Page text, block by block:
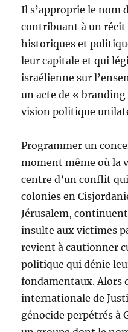
Il s’approprie le nom
contribuant à un
historiques et
leur capitale et qui
israélienne sur
un acte de «
vision politique
Programmer un
moment même où la
centre d’un conflit
colonies en
Jérusalem,
insulte aux victimes
revient à cautionner
politique qui dénie
fondamentaux. Alors
internationale de
génocide perpétrés à